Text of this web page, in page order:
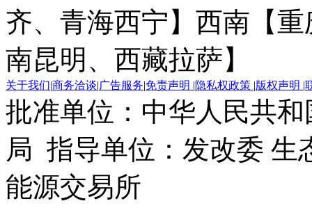
齐、青海西宁】 西南【
南昆明、西藏拉萨】
关于我们|商务洽谈|广告服务|免责声明 |隐私权政策 |版权声明 |
批准单位：中华人民共
局 指导单位：发改委 生
能源交易所